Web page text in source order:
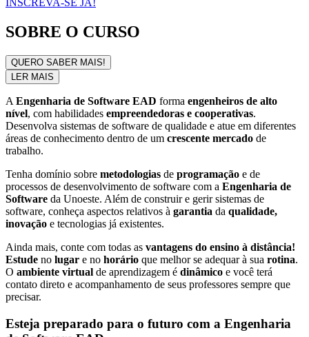
INSCREVA-SE JÁ!
SOBRE O CURSO
QUERO SABER MAIS!
LER MAIS
A Engenharia de Software EAD forma engenheiros de alto
nível, com habilidades empreendedoras e cooperativas.
Desenvolva sistemas de software de qualidade e atue em diferentes
áreas de conhecimento dentro de um crescente mercado de
trabalho.
Tenha domínio sobre metodologias de programação e de
processos de desenvolvimento de software com a Engenharia de
Software da Unoeste. Além de construir e gerir sistemas de
software, conheça aspectos relativos à garantia da qualidade,
inovação e tecnologias já existentes.
Ainda mais, conte com todas as vantagens do ensino à distância!
Estude no lugar e no horário que melhor se adequar à sua rotina.
O ambiente virtual de aprendizagem é dinâmico e você terá
contato direto e acompanhamento de seus professores sempre que
precisar.
Esteja preparado para o futuro com a Engenharia